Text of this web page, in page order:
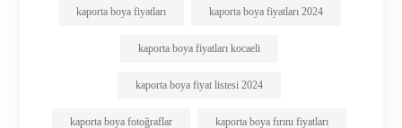
kaporta boya fiyatları kaporta boya fiyatları 2024
kaporta boya fiyatları kocaeli
kaporta boya fiyat listesi 2024
kaporta boya fotoğraflar kaporta boya fırını fiyatları